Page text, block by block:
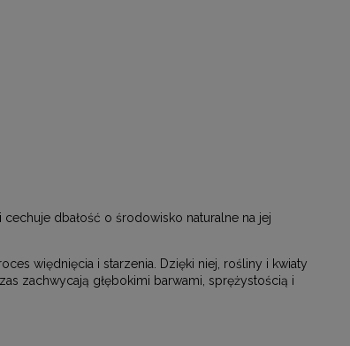
dbałość o środowisko naturalne na jej
więdnięcia i starzenia. Dzięki niej, rośliny i kwiaty
zachwycają głębokimi barwami, sprężystością i